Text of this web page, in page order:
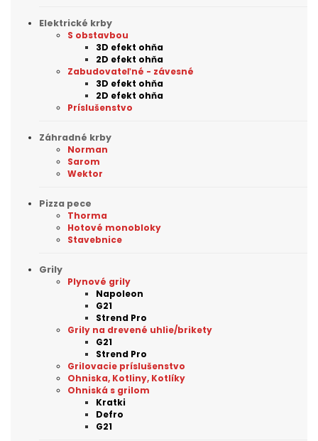
Elektrické krby
S obstavbou
3D efekt ohňa
2D efekt ohňa
Zabudovateľné - závesné
3D efekt ohňa
2D efekt ohňa
Príslušenstvo
Záhradné krby
Norman
Sarom
Wektor
Pizza pece
Thorma
Hotové monobloky
Stavebnice
Grily
Plynové grily
Napoleon
G21
Strend Pro
Grily na drevené uhlie/brikety
G21
Strend Pro
Grilovacie príslušenstvo
Ohniska, Kotliny, Kotlíky
Ohniská s grilom
Kratki
Defro
G21